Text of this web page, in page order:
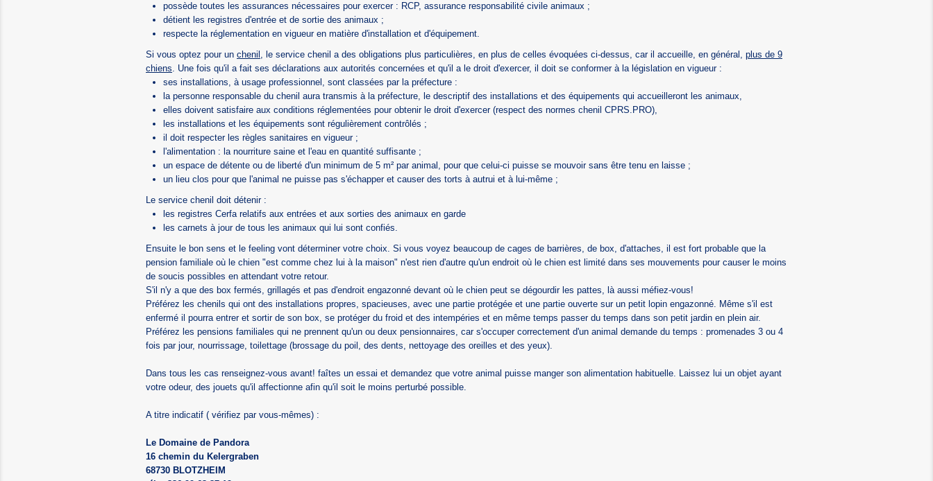
possède toutes les assurances nécessaires pour exercer : RCP, assurance responsabilité civile animaux ;
détient les registres d'entrée et de sortie des animaux ;
respecte la réglementation en vigueur en matière d'installation et d'équipement.
Si vous optez pour un chenil , le service chenil a des obligations plus particulières, en plus de celles évoquées ci-dessus, car il accueille, en général, plus de 9
chiens. Une fois qu'il a fait ses déclarations aux autorités concernées et qu'il a le droit d'exercer, il doit se conformer à la législation en vigueur :
ses installations, à usage professionnel, sont classées par la préfecture :
la personne responsable du chenil aura transmis à la préfecture, le descriptif des installations et des équipements qui accueilleront les animaux,
elles doivent satisfaire aux conditions réglementées pour obtenir le droit d'exercer (respect des normes chenil CPRS.PRO),
les installations et les équipements sont régulièrement contrôlés ;
il doit respecter les règles sanitaires en vigueur ;
l'alimentation : la nourriture saine et l'eau en quantité suffisante ;
un espace de détente ou de liberté d'un minimum de 5 m² par animal, pour que celui-ci puisse se mouvoir sans être tenu en laisse ;
un lieu clos pour que l'animal ne puisse pas s'échapper et causer des torts à autrui et à lui-même ;
Le service chenil doit détenir :
les registres Cerfa relatifs aux entrées et aux sorties des animaux en garde
les carnets à jour de tous les animaux qui lui sont confiés.
Ensuite le bon sens et le feeling vont déterminer votre choix. Si vous voyez beaucoup de cages de barrières, de box, d'attaches, il est fort probable que la
pension familiale où le chien "est comme chez lui à la maison" n'est rien d'autre qu'un endroit où le chien est limité dans ses mouvements pour causer le moins
de soucis possibles en attendant votre retour.
S'il n'y a que des box fermés, grillagés et pas d'endroit engazonné devant où le chien peut se dégourdir les pattes, là aussi méfiez-vous!
Préférez les chenils qui ont des installations propres, spacieuses, avec une partie protégée et une partie ouverte sur un petit lopin engazonné. Même s'il est
enfermé il pourra entrer et sortir de son box, se protéger du froid et des intempéries et en même temps passer du temps dans son petit jardin en plein air.
Préférez les pensions familiales qui ne prennent qu'un ou deux pensionnaires, car s'occuper correctement d'un animal demande du temps : promenades 3 ou 4
fois par jour, nourrissage, toilettage (brossage du poil, des dents, nettoyage des oreilles et des yeux).
Dans tous les cas renseignez-vous avant! faîtes un essai et demandez que votre animal puisse manger son alimentation habituelle. Laissez lui un objet ayant
votre odeur, des jouets qu'il affectionne afin qu'il soit le moins perturbé possible.
A titre indicatif ( vérifiez par vous-mêmes) :
Le Domaine de Pandora
16 chemin du Kelergraben
68730 BLOTZHEIM